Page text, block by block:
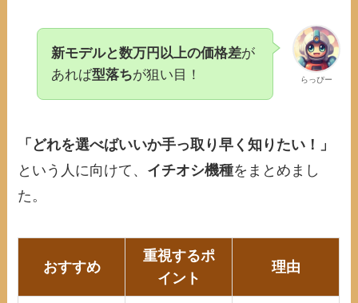
らっぴー
新モデルと数万円以上の価格差が
あれば型落ちが狙い目！
「どれを選べばいいか手っ取り早く知りたい！」
という人に向けて、 イチオシ機種をまとめまし
た。
おすすめ
重視するポ
イント
理由